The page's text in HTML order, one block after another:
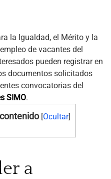
la Igualdad, el Mérito y la
de vacantes del
pueden registrar en
documentos solicitados
convocatorias del
SIMO.
[Ocultar]
a